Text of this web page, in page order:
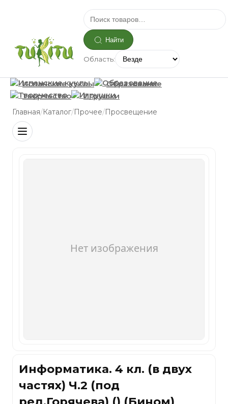
Найти
Область:
Испанские куклы
Образование
Творчество
Игрушки
Главная/Каталог/Прочее/Просвещение
Информатика. 4 кл. (в двух
частях) Ч.2 (под